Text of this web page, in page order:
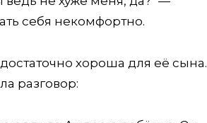
себя некомфортно.
хороша для её сына.
разговор: